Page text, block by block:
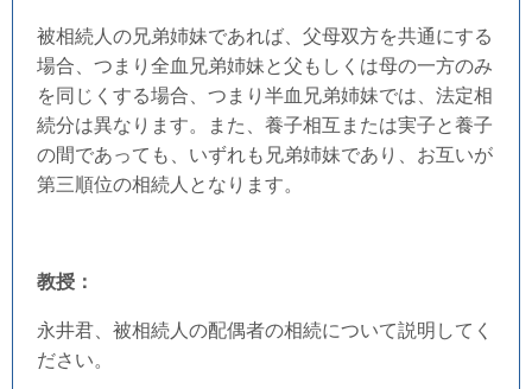
被相続人の兄弟姉妹であれば、父母双方を共通にする
場合、つまり全血兄弟姉妹と父もしくは母の一方のみ
を同じくする場合、つまり半血兄弟姉妹では、法定相
続分は異なります。また、養子相互または実子と養子
の間であっても、いずれも兄弟姉妹であり、お互いが
第三順位の相続人となります。
教授：
永井君、被相続人の配偶者の相続について説明してく
ださい。